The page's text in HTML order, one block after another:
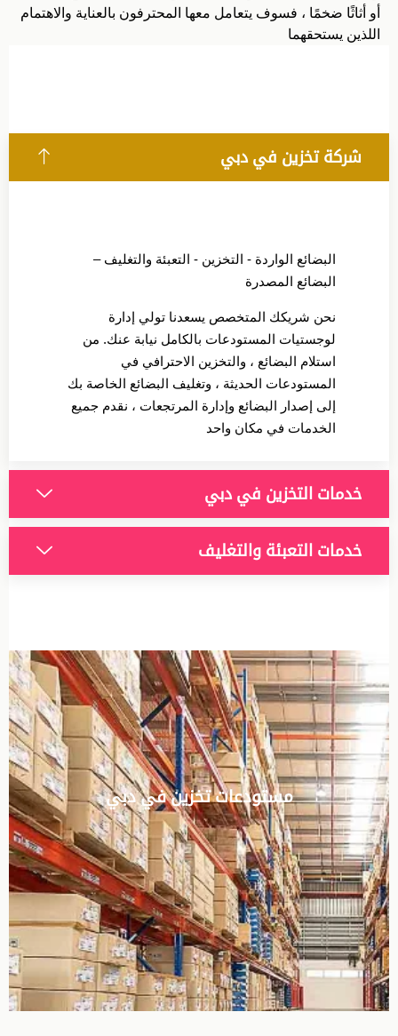
أو أثاثًا ضخمًا ، فسوف يتعامل معها المحترفون بالعناية والاهتمام
اللذين يستحقهما
شركة تخزين في دبي
البضائع الواردة - التخزين - التعبئة والتغليف –
البضائع المصدرة
نحن شريكك المتخصص يسعدنا تولي إدارة
لوجستيات المستودعات بالكامل نيابة عنك. من
استلام البضائع ، والتخزين الاحترافي في
المستودعات الحديثة ، وتغليف البضائع الخاصة بك
إلى إصدار البضائع وإدارة المرتجعات ، نقدم جميع
الخدمات في مكان واحد
خدمات التخزين في دبي
خدمات التعبئة والتغليف
مستودعات تخزين في دبي